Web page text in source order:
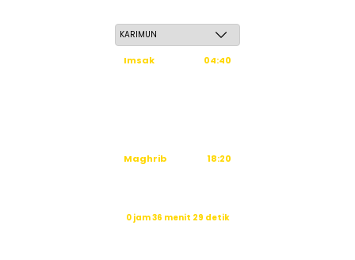
Imsak
04:40
Maghrib
18:20
0 jam 36 menit 27 detik